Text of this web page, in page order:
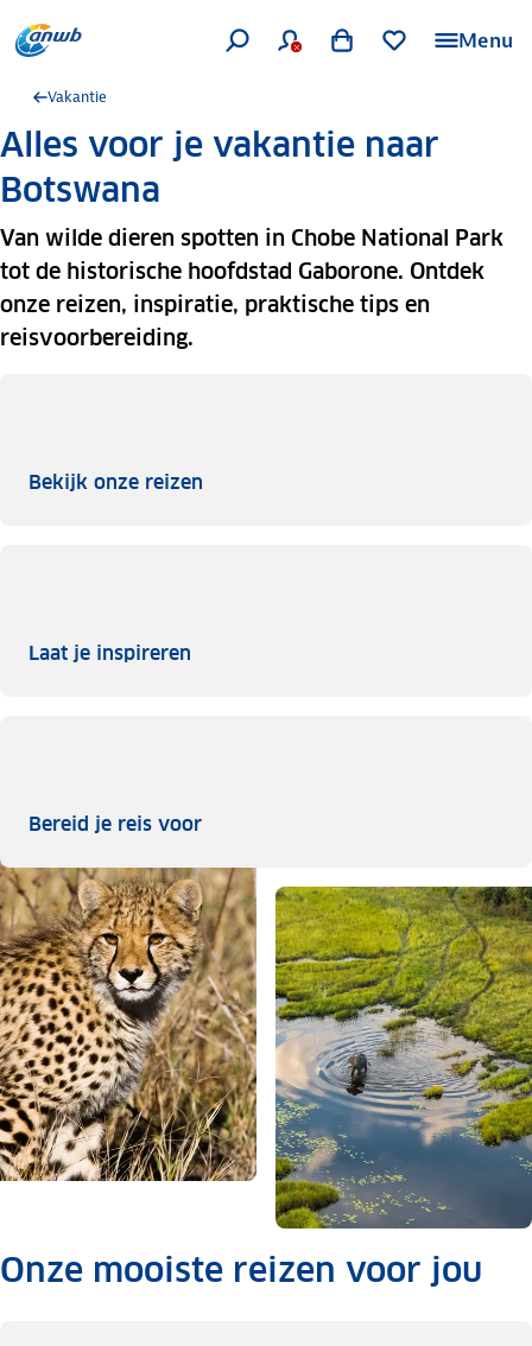
Menu
Vakantie
Alles voor je vakantie naar
Botswana
Van wilde dieren spotten in Chobe National Park
tot de historische hoofdstad Gaborone. Ontdek
onze reizen, inspiratie, praktische tips en
reisvoorbereiding.
Bekijk onze reizen
Laat je inspireren
Bereid je reis voorBereid je reis voor
.Onze mooiste reizen voor jou